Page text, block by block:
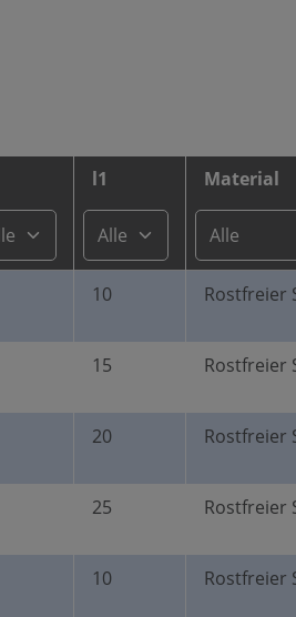
l1 Material
10 Rostfreier
15 Rostfreier
20 Rostfreier
25 Rostfreier
10 Rostfreier